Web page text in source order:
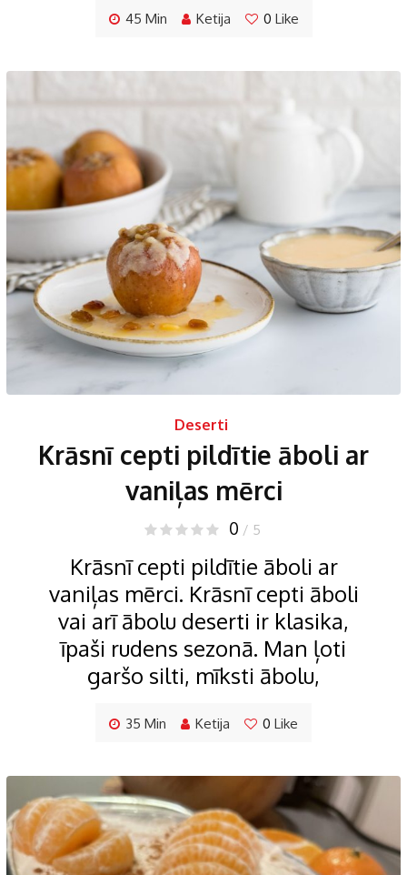
45 Min Ketija 0 Like
Deserti
Krāsnī cepti pildītie āboli ar
vaniļas mērci
0 / 5
Krāsnī cepti pildītie āboli ar
vaniļas mērci. Krāsnī cepti āboli
vai arī ābolu deserti ir klasika,
īpaši rudens sezonā. Man ļoti
garšo silti, mīksti ābolu,
35 Min Ketija 0 Like